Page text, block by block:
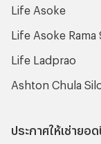
Life Asoke
Life Asoke Rama
Life Ladprao
Ashton Chula
ประกาศให้เช่ายอ